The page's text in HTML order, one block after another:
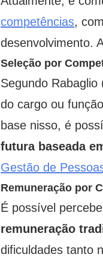
competências,
desenvolvimento.
Seleção por
Segundo
do cargo ou
base nisso, é
futura baseada
Gestão de
Remuneração por
É possível
remuneração
dificuldades tanto